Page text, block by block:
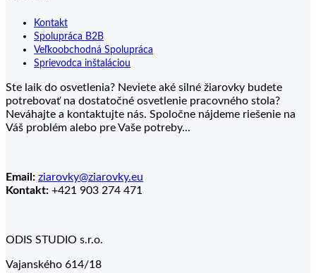
Kontakt
Spolupráca B2B
Veľkoobchodná Spolupráca
Sprievodca inštaláciou
Ste laik do osvetlenia? Neviete aké silné žiarovky budete
potrebovať na dostatočné osvetlenie pracovného stola?
Neváhajte a kontaktujte nás. Spoločne nájdeme riešenie na
Váš problém alebo pre Vaše potreby...
Email: ziarovky@ziarovky.eu
Kontakt: +421 903 274 471
ODIS STUDIO s.r.o.
Vajanského 614/18